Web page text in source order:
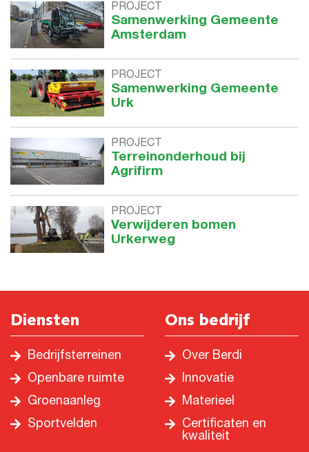
PROJECT
Samenwerking Gemeente
Amsterdam
PROJECT
Samenwerking Gemeente
Urk
PROJECT
Terreinonderhoud bij
Agrifirm
PROJECT
Verwijderen bomen
Urkerweg
Diensten
Bedrijfsterreinen
Openbare ruimte
Groenaanleg
Sportvelden
Ons bedrijf
Over Berdi
Innovatie
Materieel
Certificaten en
kwaliteit